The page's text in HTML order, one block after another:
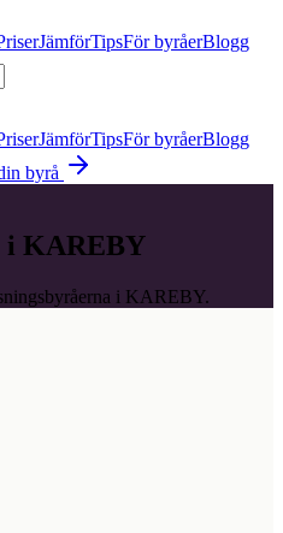
JämförTipsFör byråerBlogg
JämförTipsFör byråerBlogg
byrå
i KAREBY
i KAREBY.